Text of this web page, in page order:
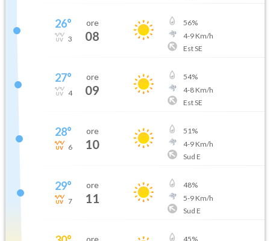
26°
3
ore
08
56%
4-9Km/h
Est SE
27°
4
ore
09
54%
4-8Km/h
Est SE
28°
6
ore
10
51%
4-9Km/h
Sud E
29°
7
ore
11
48%
5-9Km/h
Sud E
ore 45%